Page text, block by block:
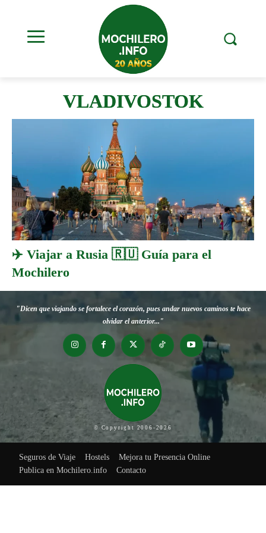
VLADIVOSTOK
✈️ Viajar a Rusia 🇷🇺 Guía para el
Mochilero
"Dicen que viajando se fortalece el corazón, pues andar nuevos caminos te hace
olvidar el anterior..."
© Copyright 2006-2026
Seguros de Viaje Hostels
Mejora tu Presencia Online
Publica en Mochilero.info
Contacto